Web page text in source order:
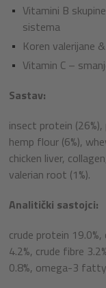
Vitamini B
sistema
Koren valerijane
Vitamin C –
Sastav:
insect protein
hemp flour (6%),
chicken liver,
valerian root (1%).
Analitički sastojci:
crude protein
4.2%, crude fibre
0.8%, omega-3